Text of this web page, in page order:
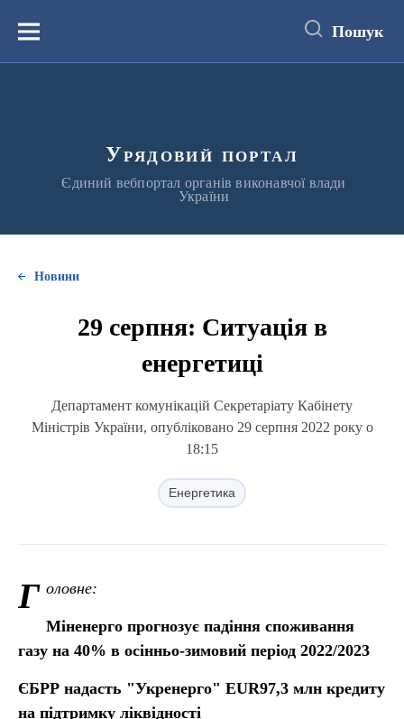
вмістуМеню Пошук
Урядовий портал
Єдиний вебпортал органів виконавчої влади
України
Новини
29 серпня: Ситуація в
енергетиці
Департамент комунікацій Секретаріату Кабінету
Міністрів України, опубліковано 29 серпня 2022 року о
18:15
Енергетика
Г оловне:
Міненерго прогнозує падіння споживання
газу на 40% в осінньо-зимовий період 2022/2023
ЄБРР надасть "Укренерго" EUR97,3 млн кредиту
на підтримку ліквідності